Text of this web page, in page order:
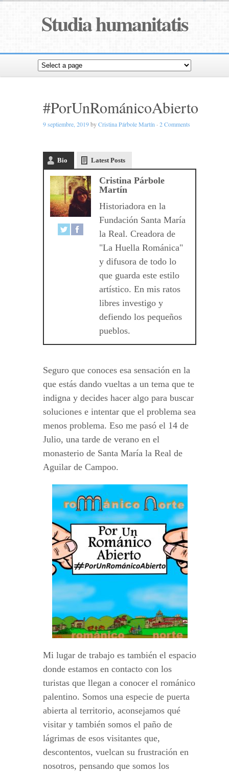
Studia humanitatis
#PorUnRománicoAbierto
9 septiembre, 2019byCristina Párbole Martín · 2 Comments
Bio Latest Posts
Cristina Párbole
Martín
Historiadora en la
Fundación Santa María
la Real. Creadora de
"La Huella Románica"
y difusora de todo lo
que guarda este estilo
artístico. En mis ratos
libres investigo y
defiendo los pequeños
pueblos.
Seguro que conoces esa sensación en la
que estás dando vueltas a un tema que te
indigna y decides hacer algo para buscar
soluciones e intentar que el problema sea
menos problema. Eso me pasó el 14 de
Julio, una tarde de verano en el
monasterio de Santa María la Real de
Aguilar de Campoo.
Mi lugar de trabajo es también el espacio
donde estamos en contacto con los
turistas que llegan a conocer el románico
palentino. Somos una especie de puerta
abierta al territorio, aconsejamos qué
visitar y también somos el paño de
lágrimas de esos visitantes que,
descontentos, vuelcan su frustración en
nosotros, pensando que somos los